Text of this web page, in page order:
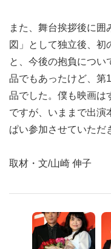
また、舞台挨拶後に
図」として独立後、初
と、今後の抱負につい
品でもあったけど、第
品でした。僕も映画は
ですが、いままで出演
ぱい参加させていただ
取材・文/山崎 伸子